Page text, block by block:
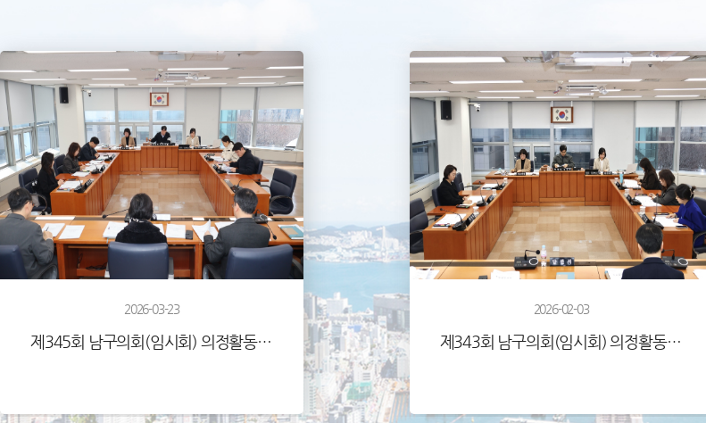
2026-03-23
제345회 남구의회(임시회) 의정활동사진
2026-02-03
제343회 남구의회(임시회) 의정활동사진